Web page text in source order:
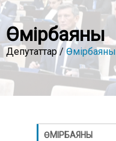
Өмірбаяны
Депутаттар /Өмірбаяны
ӨМІРБАЯНЫ